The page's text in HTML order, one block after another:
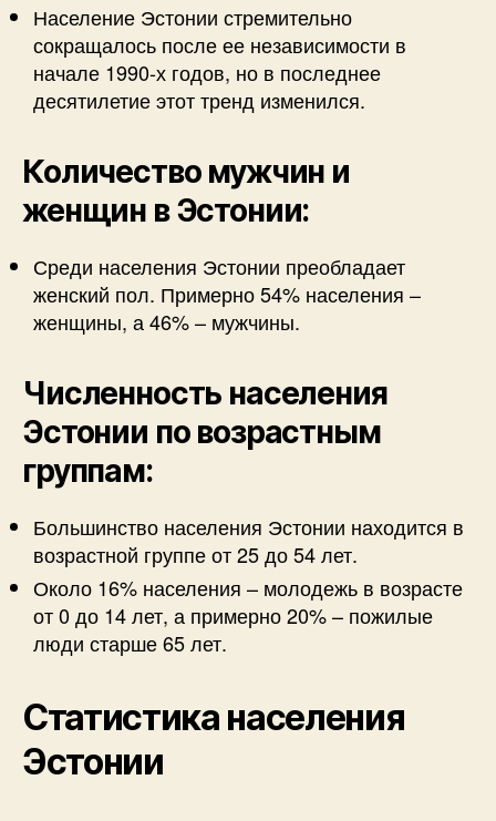
Население Эстонии стремительно
сокращалось после ее независимости в
начале 1990-х годов, но в последнее
десятилетие этот тренд изменился.
Количество мужчин и
женщин в Эстонии:
Среди населения Эстонии преобладает
женский пол. Примерно 54% населения –
женщины, а 46% – мужчины.
Численность населения
Эстонии по возрастным
группам:
Большинство населения Эстонии находится в
возрастной группе от 25 до 54 лет.
Около 16% населения – молодежь в возрасте
от 0 до 14 лет, а примерно 20% – пожилые
люди старше 65 лет.
Статистика населения
Эстонии